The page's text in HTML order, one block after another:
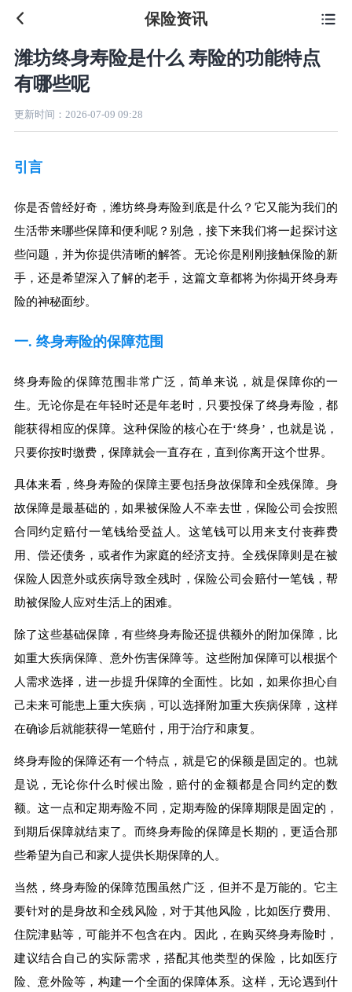
 保险资讯
潍坊终身寿险是什么 寿险的功能特点
有哪些呢
更新时间： 2026-07-09 09:28
引言
你是否曾经好奇，潍坊终身寿险到底是什么？它又能为我们的
生活带来哪些保障和便利呢？别急，接下来我们将一起探讨这
些问题，并为你提供清晰的解答。无论你是刚刚接触保险的新
手，还是希望深入了解的老手，这篇文章都将为你揭开终身寿
险的神秘面纱。
一. 终身寿险的保障范围
终身寿险的保障范围非常广泛，简单来说，就是保障你的一
生。无论你是在年轻时还是年老时，只要投保了终身寿险，都
能获得相应的保障。这种保险的核心在于‘终身’，也就是说，
只要你按时缴费，保障就会一直存在，直到你离开这个世界。
具体来看，终身寿险的保障主要包括身故保障和全残保障。身
故保障是最基础的，如果被保险人不幸去世，保险公司会按照
合同约定赔付一笔钱给受益人。这笔钱可以用来支付丧葬费
用、偿还债务，或者作为家庭的经济支持。全残保障则是在被
保险人因意外或疾病导致全残时，保险公司会赔付一笔钱，帮
助被保险人应对生活上的困难。
除了这些基础保障，有些终身寿险还提供额外的附加保障，比
如重大疾病保障、意外伤害保障等。这些附加保障可以根据个
人需求选择，进一步提升保障的全面性。比如，如果你担心自
己未来可能患上重大疾病，可以选择附加重大疾病保障，这样
在确诊后就能获得一笔赔付，用于治疗和康复。
终身寿险的保障还有一个特点，就是它的保额是固定的。也就
是说，无论你什么时候出险，赔付的金额都是合同约定的数
额。这一点和定期寿险不同，定期寿险的保障期限是固定的，
到期后保障就结束了。而终身寿险的保障是长期的，更适合那
些希望为自己和家人提供长期保障的人。
当然，终身寿险的保障范围虽然广泛，但并不是万能的。它主
要针对的是身故和全残风险，对于其他风险，比如医疗费用、
住院津贴等，可能并不包含在内。因此，在购买终身寿险时，
建议结合自己的实际需求，搭配其他类型的保险，比如医疗
险、意外险等，构建一个全面的保障体系。这样，无论遇到什